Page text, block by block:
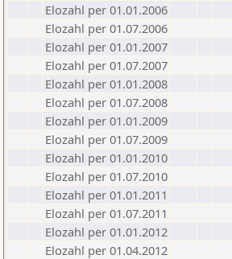
Elozahl per 01.01.2006
Elozahl per 01.07.2006
Elozahl per 01.01.2007
Elozahl per 01.07.2007
Elozahl per 01.01.2008
Elozahl per 01.07.2008
Elozahl per 01.01.2009
Elozahl per 01.07.2009
Elozahl per 01.01.2010
Elozahl per 01.07.2010
Elozahl per 01.01.2011
Elozahl per 01.07.2011
Elozahl per 01.01.2012
Elozahl per 01.04.2012